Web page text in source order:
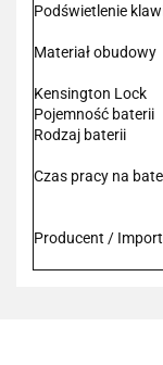
Podświetlenie
Materiał obudowy
Kensington Lock
Pojemność baterii
Rodzaj baterii
Czas pracy na
Producent /